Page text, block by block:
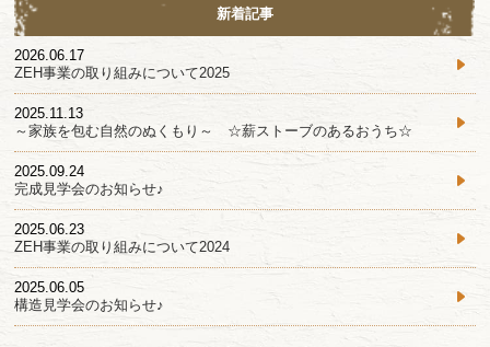
新着記事
2026.06.17
ZEH事業の取り組みについて2025
2025.11.13
～家族を包む自然のぬくもり～ ☆薪ストーブのあるおうち☆
2025.09.24
完成見学会のお知らせ♪
2025.06.23
ZEH事業の取り組みについて2024
2025.06.05
構造見学会のお知らせ♪